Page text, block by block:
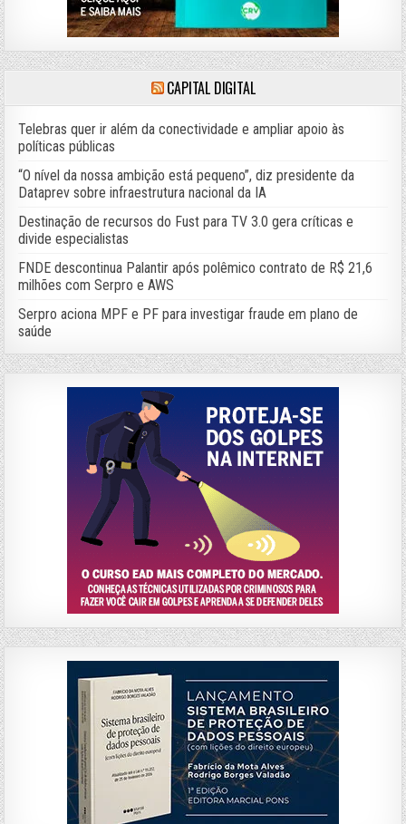
CAPITAL DIGITAL
Telebras quer ir além da conectividade e ampliar apoio às
políticas públicas
“O nível da nossa ambição está pequeno”, diz presidente da
Dataprev sobre infraestrutura nacional da IA
Destinação de recursos do Fust para TV 3.0 gera críticas e
divide especialistas
FNDE descontinua Palantir após polêmico contrato de R$ 21,6
milhões com Serpro e AWS
Serpro aciona MPF e PF para investigar fraude em plano de
saúde